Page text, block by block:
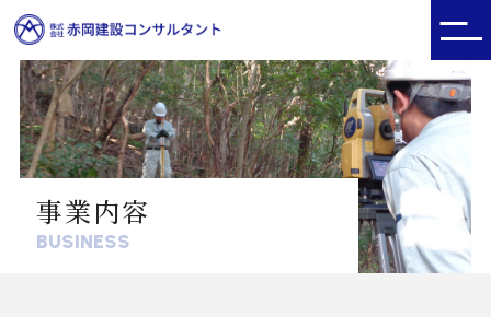
事業内容
BUSINESS